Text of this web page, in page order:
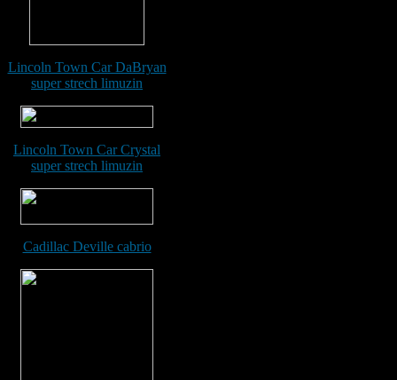
Lincoln Town Car DaBryan
super strech limuzin
Lincoln Town Car Crystal
super strech limuzin
Cadillac Deville cabrio